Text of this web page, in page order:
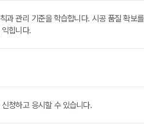
과 관리 기준을 학습합니다. 시공 품질 확보
힙니다.
청하고 응시할 수 있습니다.